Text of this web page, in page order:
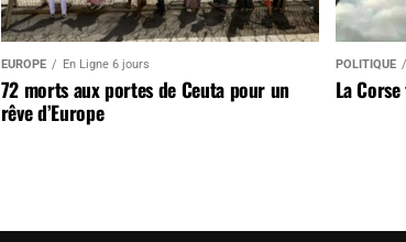
EUROPE En Ligne 6 jours
72 morts aux portes de Ceuta pour un
rêve d’Europe
POLITIQUE
La